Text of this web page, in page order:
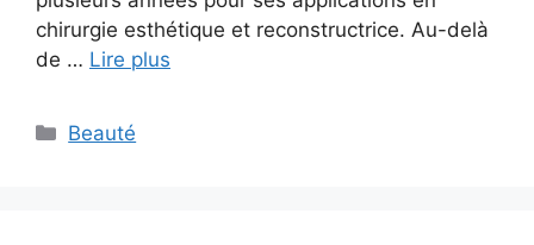
chirurgie esthétique et reconstructrice. Au-delà
de … Lire plus
Catégories
Beauté